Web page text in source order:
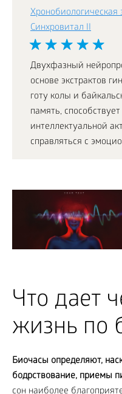
Хронобиологическая
Синхровитал II
Двухфазный
основе экстрактов
готу колы и
память,
интеллектуальной
справляться с
Что дает
жизнь по
Биочасы определяют,
бодрствование, приемы
сон наиболее